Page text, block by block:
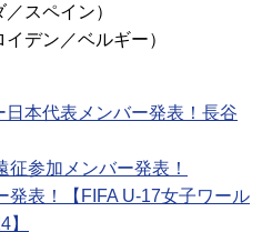
スペイン）
デン／ベルギー）
日本代表メンバー発表！長谷
参加メンバー発表！
発表！【FIFA U-17女子ワール